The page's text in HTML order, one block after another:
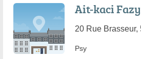
Ait-kaci
20 Rue
Psy